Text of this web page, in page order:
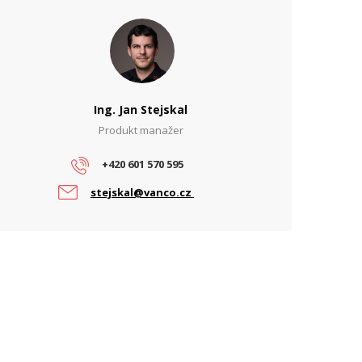
Ing. Jan Stejskal
Produkt manažer
+420 601 570 595
stejskal@vanco.cz